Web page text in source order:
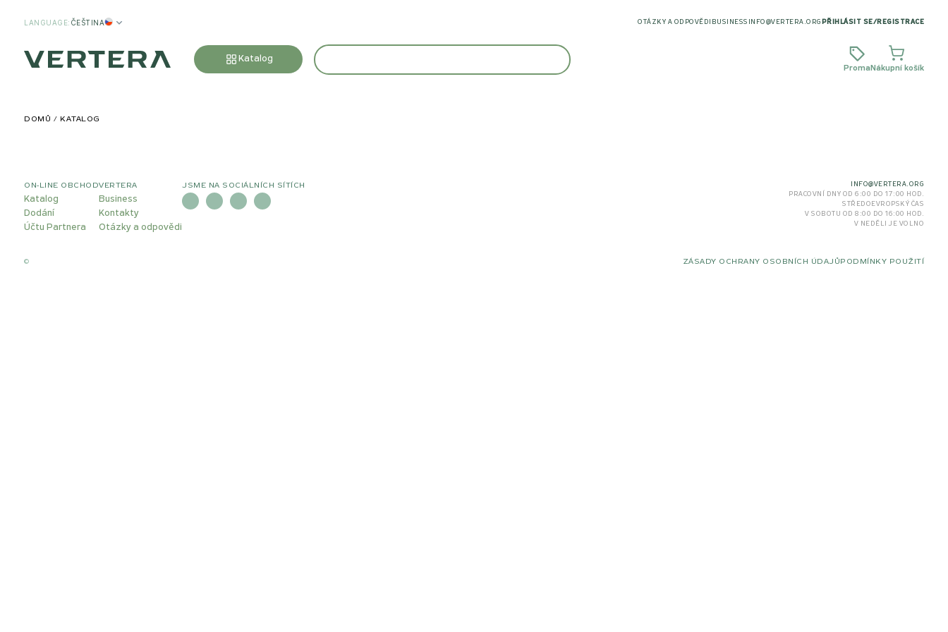
LANGUAGE: ČEŠTINA OTÁZKY A ODPOVĚDI BUSINESS INFO@VERTERA.ORG PŘIHLÁSIT SE/ REGISTRACE
Katalog
Proma Nákupní košík
DOMŮ KATALOG
ON-LINE OBCHOD
Katalog
Dodání
Účtu Partnera
VERTERA
Business
Kontakty
Otázky a odpovědi
JSME NA SOCIÁLNÍCH SÍTÍCH
INFO@VERTERA.ORG
PRACOVNÍ DNY OD 6:00 DO 17:00 HOD.
STŘEDOEVROPSKÝ ČAS
V SOBOTU OD 8:00 DO 16:00 HOD.
V NEDĚLI JE VOLNO
© ZÁSADY OCHRANY OSOBNÍCH ÚDAJŮ PODMÍNKY POUŽITÍ